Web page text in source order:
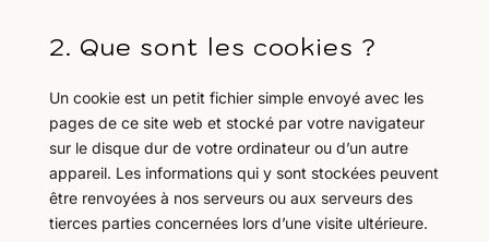
2. Que sont les cookies ?
Un cookie est un petit fichier simple envoyé avec les
pages de ce site web et stocké par votre navigateur
sur le disque dur de votre ordinateur ou d’un autre
appareil. Les informations qui y sont stockées peuvent
être renvoyées à nos serveurs ou aux serveurs des
tierces parties concernées lors d’une visite ultérieure.